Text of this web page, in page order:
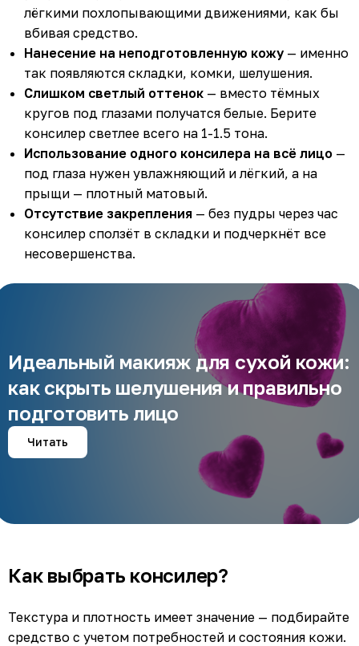
лёгкими похлопывающими движениями, как бы
вбивая средство.
Нанесение на неподготовленную кожу — именно
так появляются складки, комки, шелушения.
Слишком светлый оттенок — вместо тёмных
кругов под глазами получатся белые. Берите
консилер светлее всего на 1-1.5 тона.
Использование одного консилера на всё лицо —
под глаза нужен увлажняющий и лёгкий, а на
прыщи — плотный матовый.
Отсутствие закрепления — без пудры через час
консилер сползёт в складки и подчеркнёт все
несовершенства.
Идеальный макияж для сухой кожи:
как скрыть шелушения и правильно
подготовить лицо
Читать
Как выбрать консилер?
Текстура и плотность имеет значение — подбирайте
средство с учетом потребностей и состояния кожи.